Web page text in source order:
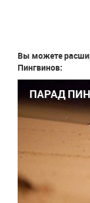
Вы можете
Пингвинов:
ПАРАД